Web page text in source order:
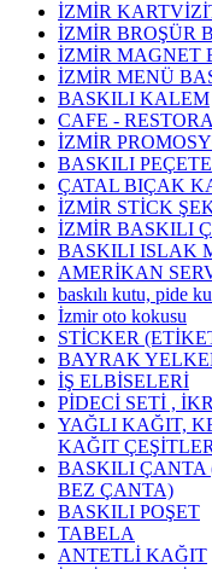
İZMİR
İZMİR BROŞÜR
İZMİR MAGNET
İZMİR MENÜ
BASKILI KALEM
CAFE -
İZMİR
BASKILI PEÇETE
ÇATAL BIÇAK
İZMİR STİCK
İZMİR BASKILI
BASKILI ISLAK
AMERİKAN
baskılı kutu, pide
İzmir oto kokusu
STİCKER
BAYRAK
İŞ ELBİSELERİ
PİDECİ SETİ ,
YAĞLI KAĞIT,
KAĞIT
BASKILI ÇANTA
BEZ ÇANTA)
BASKILI POŞET
TABELA
ANTETLİ KAĞIT